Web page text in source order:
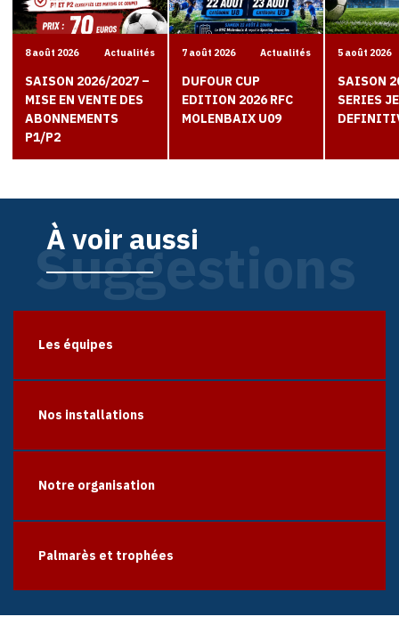
8 août 2026 Actualités
SAISON 2026/2027 –
MISE EN VENTE DES
ABONNEMENTS
P1/P2
7 août 2026 Actualités
DUFOUR CUP
EDITION 2026 RFC
MOLENBAIX U09
5 août 2026
SAISON
SERIES
À voir aussi
Suggestions
Les équipes
Nos installations
Notre organisation
Palmarès et trophées